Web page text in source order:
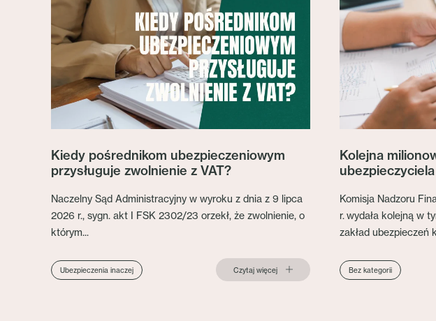
Kiedy pośrednikom ubezpieczeniowym
przysługuje zwolnienie z VAT?
Naczelny Sąd Administracyjny w wyroku z dnia z 9 lipca
2026 r., sygn. akt I FSK 2302/23 orzekł, że zwolnienie, o
którym...
Ubezpieczenia inaczej Czytaj więcej
Kolejna
ubezpieczyciela
Komisja Nadzoru
r. wydała kolejną w
zakład ubezpieczeń
Bez kategorii